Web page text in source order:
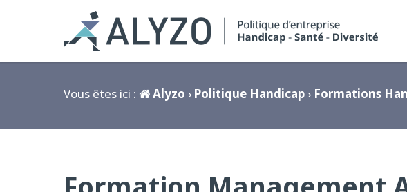
Vous êtes ici : Alyzo › Politique Handicap › Formations